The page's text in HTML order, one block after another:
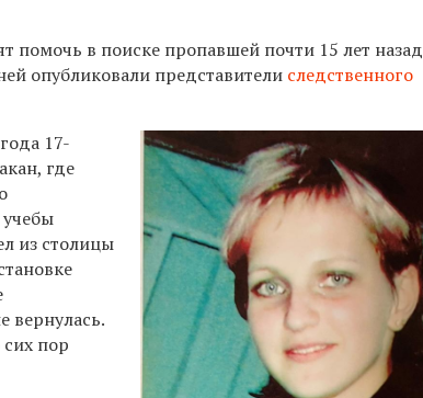
помочь в поиске пропавшей почти 15 лет назад
опубликовали представители следственного
17-
где
из столицы
вернулась.
пор